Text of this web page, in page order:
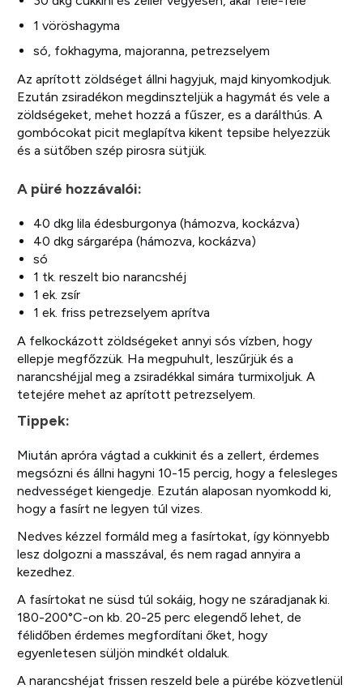
1 vöröshagyma
só, fokhagyma, majoranna, petrezselyem
Az aprított zöldséget állni hagyjuk, majd kinyomkodjuk.
Ezután zsiradékon megdinszteljük a hagymát és vele a
zöldségeket, mehet hozzá a fűszer, es a darálthús. A
gombócokat picit meglapítva kikent tepsibe helyezzük
és a sütőben szép pirosra sütjük.
A püré hozzávalói:
40 dkg lila édesburgonya (hámozva, kockázva)
40 dkg sárgarépa (hámozva, kockázva)
só
1 tk. reszelt bio narancshéj
1 ek. zsír
1 ek. friss petrezselyem aprítva
A felkockázott zöldségeket annyi sós vízben, hogy
ellepje megfőzzük. Ha megpuhult, leszűrjük és a
narancshéjjal meg a zsiradékkal simára turmixoljuk. A
tetejére mehet az aprított petrezselyem.
Tippek:
Miután apróra vágtad a cukkinit és a zellert, érdemes
megsózni és állni hagyni 10-15 percig, hogy a felesleges
nedvességet kiengedje. Ezután alaposan nyomkodd ki,
hogy a fasírt ne legyen túl vizes.
Nedves kézzel formáld meg a fasírtokat, így könnyebb
lesz dolgozni a masszával, és nem ragad annyira a
kezedhez.
A fasírtokat ne süsd túl sokáig, hogy ne száradjanak ki.
180-200°C-on kb. 20-25 perc elegendő lehet, de
félidőben érdemes megfordítani őket, hogy
egyenletesen süljön mindkét oldaluk.
A narancshéjat frissen reszeld bele a pürébe közvetlenül